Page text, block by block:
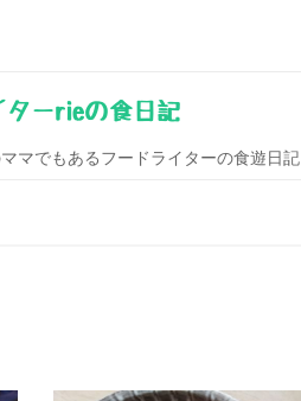
ターrieの食日記
マでもあるフードライターの食遊日記